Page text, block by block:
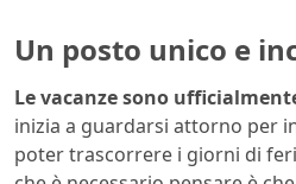
Un posto unico e
Le vacanze sono
inizia a guardarsi attorno per
poter trascorrere i giorni di